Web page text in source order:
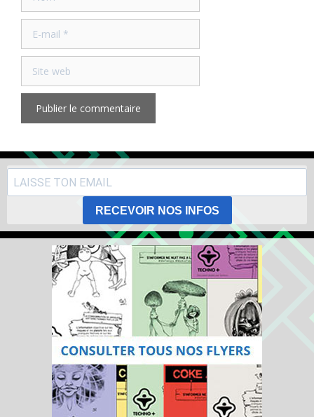
mail
web
RECEVOIR NOS INFOS